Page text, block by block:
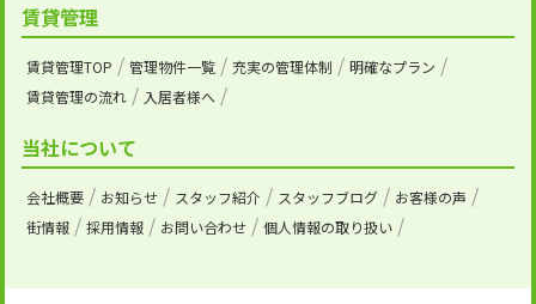
賃貸管理
賃貸管理TOP 管理物件一覧 充実の管理体制
明確なプラン
賃貸管理の流れ
入居者様へ
当社について
会社概要 お知らせ スタッフ紹介 スタッフブログ
お客様の声
街情報
採用情報 お問い合わせ 個人情報の取り扱い